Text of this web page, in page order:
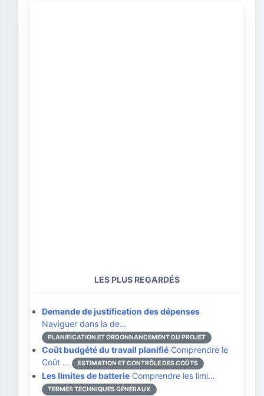
LES PLUS REGARDÉS
Demande de justification des dépenses
Naviguer dans la de…
PLANIFICATION ET ORDONNANCEMENT DU PROJET
Coût budgété du travail planifié Comprendre le
Coût …
ESTIMATION ET CONTRÔLE DES COÛTS
Les limites de batterie Comprendre les limi…
TERMES TECHNIQUES GÉNÉRAUX